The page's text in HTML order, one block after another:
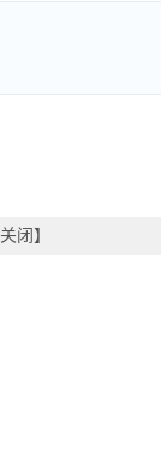
关闭 】